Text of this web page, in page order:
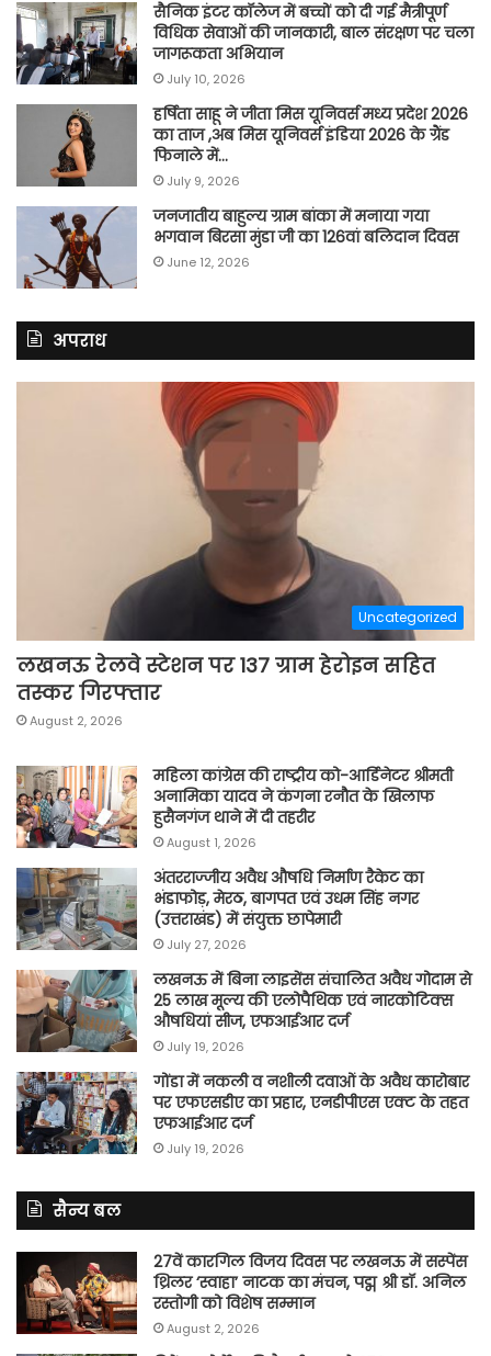
सैनिक इंटर कॉलेज में बच्चों को दी गई मैत्रीपूर्ण
विधिक सेवाओं की जानकारी, बाल संरक्षण पर चला
जागरूकता अभियान
July 10, 2026
हर्षिता साहू ने जीता मिस यूनिवर्स मध्य प्रदेश 2026
का ताज ,अब मिस यूनिवर्स इंडिया 2026 के ग्रैंड
फिनाले में…
July 9, 2026
जनजातीय बाहुल्य ग्राम बांका में मनाया गया
भगवान बिरसा मुंडा जी का 126वां बलिदान दिवस
June 12, 2026
अपराध
Uncategorized
लखनऊ रेलवे स्टेशन पर 137 ग्राम हेरोइन सहित
तस्कर गिरफ्तार
August 2, 2026
महिला कांग्रेस की राष्ट्रीय को-आर्डिनेटर श्रीमती
अनामिका यादव ने कंगना रनौत के खिलाफ
हुसैनगंज थाने में दी तहरीर
August 1, 2026
अंतरराज्जीय अवैध औषधि निर्माण रैकेट का
भंडाफोड़, मेरठ, बागपत एवं उधम सिंह नगर
(उत्तराखंड) में संयुक्त छापेमारी
July 27, 2026
लखनऊ में बिना लाइसेंस संचालित अवैध गोदाम से
25 लाख मूल्य की एलोपैथिक एवं नारकोटिक्स
औषधियां सीज, एफआईआर दर्ज
July 19, 2026
गोंडा में नकली व नशीली दवाओं के अवैध कारोबार
पर एफएसडीए का प्रहार, एनडीपीएस एक्ट के तहत
एफआईआर दर्ज
July 19, 2026
सैन्य बल
27वें कारगिल विजय दिवस पर लखनऊ में सस्पेंस
थ्रिलर ‘स्वाहा’ नाटक का मंचन, पद्म श्री डॉ. अनिल
रस्तोगी को विशेष सम्मान
August 2, 2026